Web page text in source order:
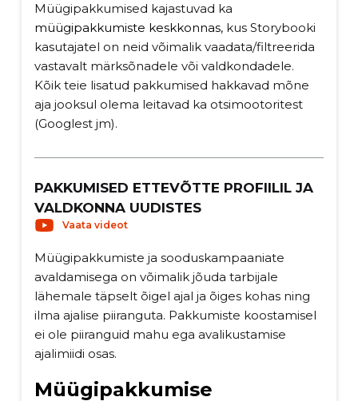
Müügipakkumised kajastuvad ka
müügipakkumiste keskkonnas, kus Storybooki
kasutajatel on neid võimalik vaadata/filtreerida
vastavalt märksõnadele või valdkondadele.
Kõik teie lisatud pakkumised hakkavad mõne
aja jooksul olema leitavad ka otsimootoritest
(Googlest jm).
PAKKUMISED ETTEVÕTTE PROFIILIL JA
VALDKONNA UUDISTES
Vaata videot
Müügipakkumiste ja sooduskampaaniate
avaldamisega on võimalik jõuda tarbijale
lähemale täpselt õigel ajal ja õiges kohas ning
ilma ajalise piiranguta. Pakkumiste koostamisel
ei ole piiranguid mahu ega avalikustamise
ajalimiidi osas.
Müügipakkumise